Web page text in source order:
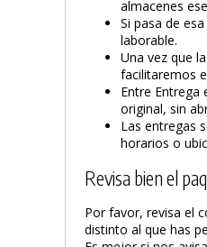
almacenes
Si pasa de
laborable.
Una vez que
facilitaremos
Entre Entrega
original, sin
Las entregas
horarios o
Revisa bien el
Por favor, revisa el
distinto al que has